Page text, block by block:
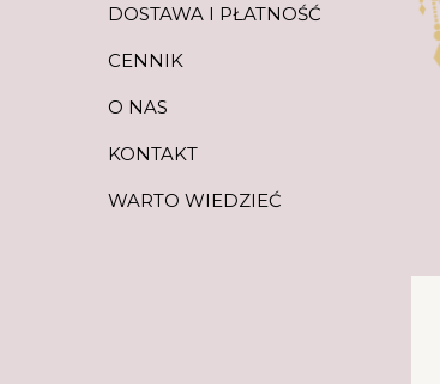
KONTAKT
O NAS
CENNIK
DOSTAWA I PŁATNOŚĆ
WARTO WIEDZIEĆ